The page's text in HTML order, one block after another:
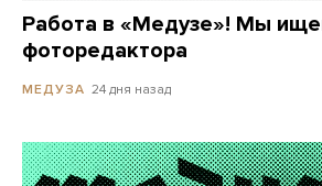
Работа в «Медузе»! Мы
фоторедактора
МЕДУЗА 24 дня назад